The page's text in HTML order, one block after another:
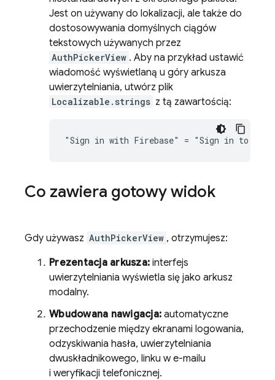
Jest on używany do lokalizacji, ale także do
dostosowywania domyślnych ciągów
tekstowych używanych przez
AuthPickerView . Aby na przykład ustawić
wiadomość wyświetlaną u góry arkusza
uwierzytelniania, utwórz plik
Localizable.strings z tą zawartością:
Co zawiera gotowy widok
Gdy używasz AuthPickerView , otrzymujesz:
Prezentacja arkusza: interfejs
uwierzytelniania wyświetla się jako arkusz
modalny.
Wbudowana nawigacja: automatyczne
przechodzenie między ekranami logowania,
odzyskiwania hasła, uwierzytelniania
dwuskładnikowego, linku w e-mailu
i weryfikacji telefonicznej.